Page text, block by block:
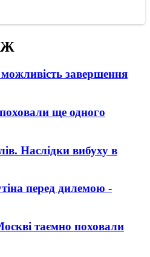
завершення
ще одного
Наслідки вибуху в
перед дилемою -
таємно поховали